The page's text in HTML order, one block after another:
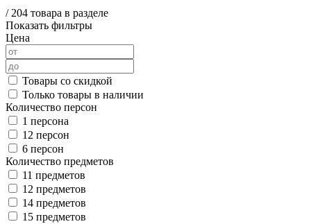
/ 204 товара в разделе
Показать фильтры
Цена
Товары со скидкой
Только товары в наличии
Количество персон
1 персона
12 персон
6 персон
Количество предметов
11 предметов
12 предметов
14 предметов
15 предметов